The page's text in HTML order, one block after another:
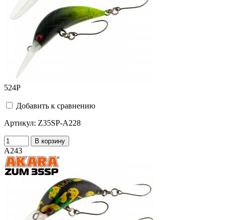
524Р
Добавить к сравнению
Артикул: Z35SP-A228
В корзину
A243